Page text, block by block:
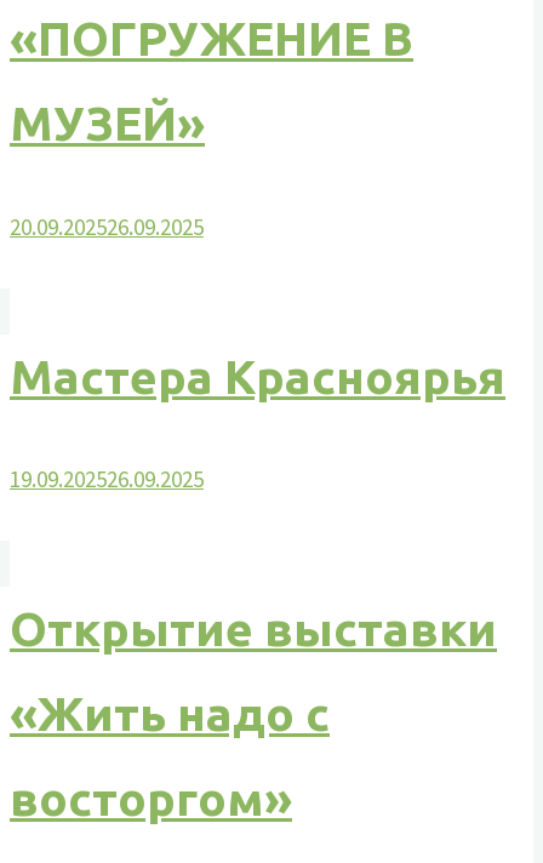
«ПОГРУЖЕНИЕ В
МУЗЕЙ»
20.09.202526.09.2025
Мастера Красноярья
19.09.202526.09.2025
Открытие выставки
«Жить надо с
восторгом»